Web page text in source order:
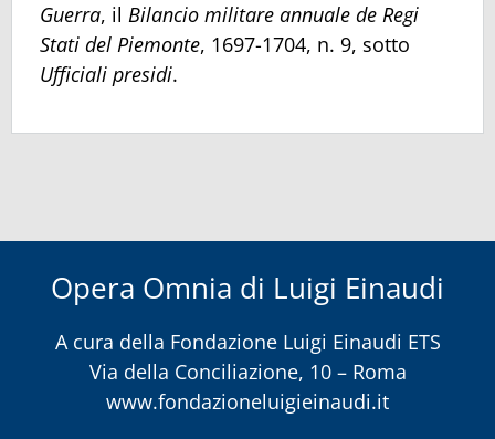
Guerra, il Bilancio militare annuale de Regi
Stati del Piemonte, 1697-1704, n. 9, sotto
Ufficiali presidi.
Opera Omnia di Luigi Einaudi
A cura della Fondazione Luigi Einaudi ETS
Via della Conciliazione, 10 – Roma
www.fondazioneluigieinaudi.it